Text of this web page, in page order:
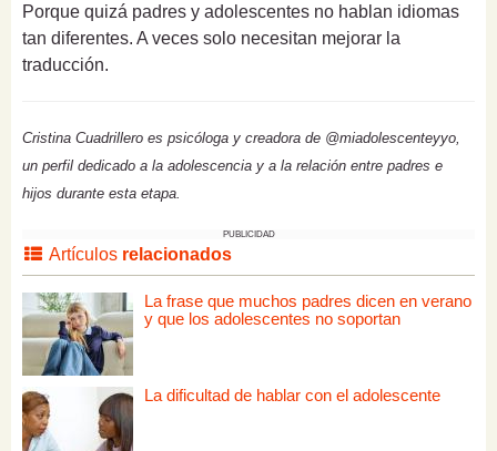
Porque quizá padres y adolescentes no hablan idiomas
tan diferentes. A veces solo necesitan mejorar la
traducción.
Cristina Cuadrillero es psicóloga y creadora de @miadolescenteyyo,
un perfil dedicado a la adolescencia y a la relación entre padres e
hijos durante esta etapa.
PUBLICIDAD
Artículos relacionados
La frase que muchos padres dicen en verano
y que los adolescentes no soportan
La dificultad de hablar con el adolescente